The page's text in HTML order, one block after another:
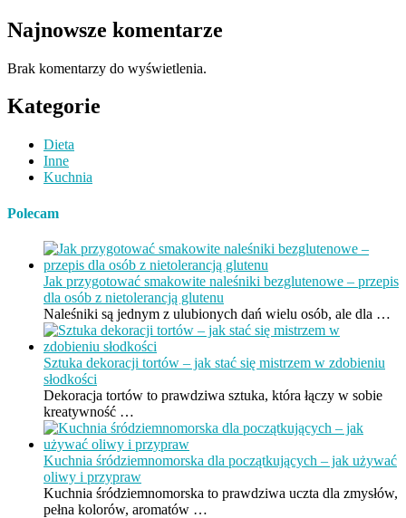
Najnowsze komentarze
Brak komentarzy do wyświetlenia.
Kategorie
Dieta
Inne
Kuchnia
Polecam
Jak przygotować smakowite naleśniki bezglutenowe – przepis
dla osób z nietolerancją glutenu
Naleśniki są jednym z ulubionych dań wielu osób, ale dla …
Sztuka dekoracji tortów – jak stać się mistrzem w zdobieniu
słodkości
Dekoracja tortów to prawdziwa sztuka, która łączy w sobie
kreatywność …
Kuchnia śródziemnomorska dla początkujących – jak używać
oliwy i przypraw
Kuchnia śródziemnomorska to prawdziwa uczta dla zmysłów,
pełna kolorów, aromatów …